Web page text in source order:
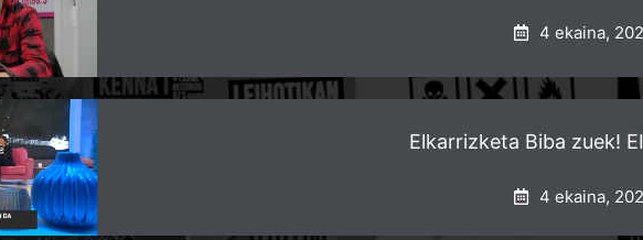
4 ekaina,
Elkarrizketa Biba zuek!
4 ekaina,